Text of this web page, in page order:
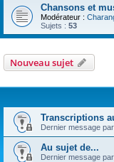
Chansons et
Modérateur :
Sujets : 53
Nouveau sujet
Transcriptions
Dernier message par
Au sujet de...
Dernier message par